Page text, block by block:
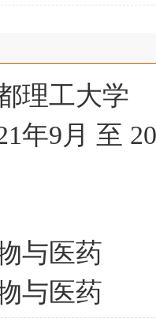
理工大学
年9月 至
与医药
与医药